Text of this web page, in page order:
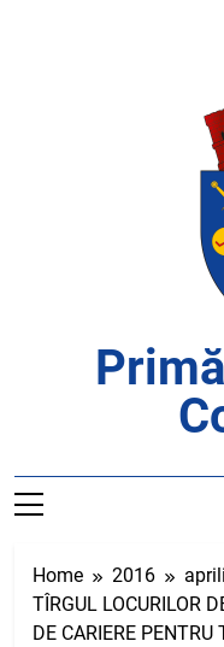
Home 2016
TÎRGUL LOCURILOR
DE CARIERE PENTRU